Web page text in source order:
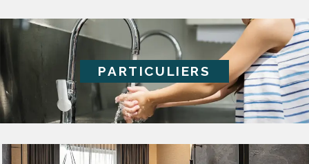
PARTICULIERS